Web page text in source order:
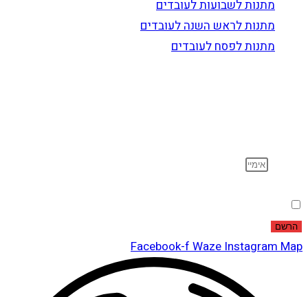
מתנות לשבועות לעובדים
מתנות לראש השנה לעובדים
מתנות לפסח לעובדים
הרשם
Facebook-f Waze Instagram Map